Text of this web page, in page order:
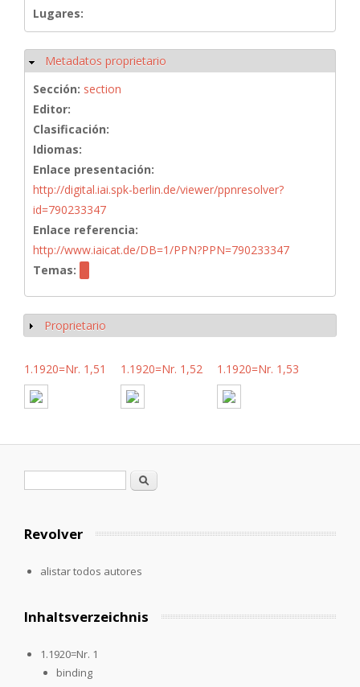
Lugares:
Ocultar
Metadatos proprietario
Sección: section
Editor:
Clasificación:
Idiomas:
Enlace presentación:
http://digital.iai.spk-berlin.de/viewer/ppnresolver?
id=790233347
Enlace referencia:
http://www.iaicat.de/DB=1/PPN?PPN=790233347
Temas:
Mostrar
Proprietario
1.1920=Nr. 1,51 1.1920=Nr. 1,52 1.1920=Nr. 1,53
Formulario de búsqueda
Buscar
Revolver
alistar todos autores
Inhaltsverzeichnis
1.1920=Nr. 1
binding